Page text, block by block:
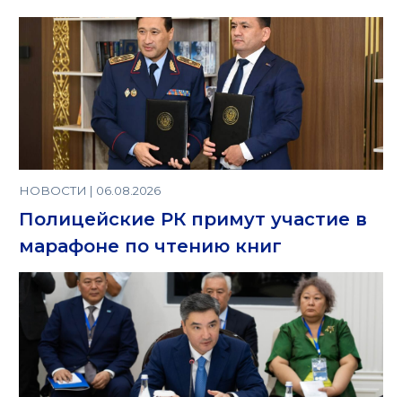
НОВОСТИ | 06.08.2026
Полицейские РК примут участие в
марафоне по чтению книг